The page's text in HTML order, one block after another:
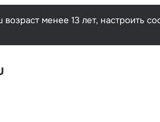
менее 13 лет, настроить